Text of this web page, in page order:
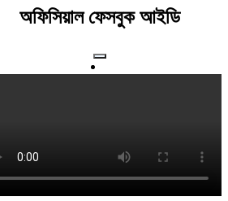
অফিসিয়াল ফেসবুক আইডি